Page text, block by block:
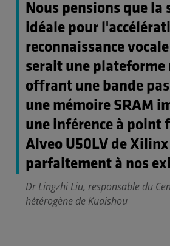
Nous pensions que la
idéale pour
reconnaissance
serait une plateforme
offrant une bande
une mémoire SRAM
une inférence à point
Alveo U50LV de
parfaitement à nos
Dr Lingzhi Liu, responsable du
hétérogène de Kuaishou